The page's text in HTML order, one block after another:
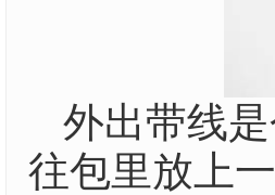
外出带线
往包里放上